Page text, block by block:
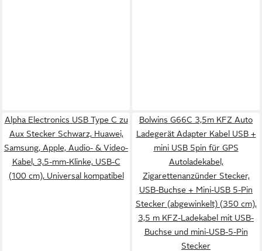
Alpha Electronics USB Type C zu
Aux Stecker Schwarz, Huawei,
Samsung, Apple, Audio- & Video-
Kabel, 3,5-mm-Klinke, USB-C
(100 cm), Universal kompatibel
Bolwins G66C 3,5m KFZ Auto
Ladegerät Adapter Kabel USB +
mini USB 5pin für GPS
Autoladekabel,
Zigarettenanzünder Stecker,
USB-Buchse + Mini-USB 5-Pin
Stecker (abgewinkelt) (350 cm),
3,5 m KFZ-Ladekabel mit USB-
Buchse und mini-USB-5-Pin
Stecker